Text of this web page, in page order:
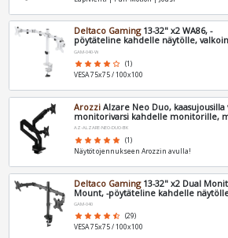
Deltaco Gaming13-32" x2 WA86, -
pöytäteline kahdelle näytölle,
GAM-040-W
star star star star star_border (1)
VESA 75x75 / 100x100
Arozzi Alzare Neo Duo,
monitorivarsi kahdelle monitorille,
AZ-ALZARE-NEO-DUO-BK
star star star star star (1)
Näytöt ojennukseen Arozzin avulla!
Deltaco Gaming13-32" x2 Dual
Mount, -pöytäteline kahdelle
GAM-040
star star star star star_half (29)
VESA 75x75 / 100x100